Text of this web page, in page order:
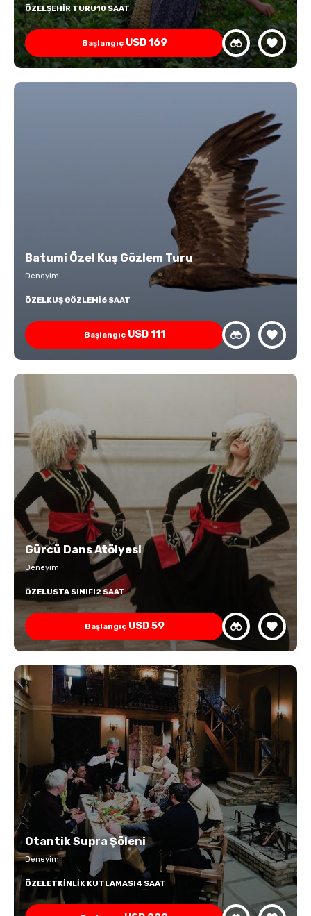
ÖZELŞEHIR TURU10 SAAT
Başlangıç USD 169
Batumi Özel Kuş Gözlem Turu
Deneyim
ÖZELKUŞ GÖZLEMI6 SAAT
Başlangıç USD 111
Gürcü Dans Atölyesi
Deneyim
ÖZELUSTA SINIFI2 SAAT
Başlangıç USD 59
Otantik Supra Şöleni
Deneyim
ÖZELETKINLIK KUTLAMASI4 SAAT